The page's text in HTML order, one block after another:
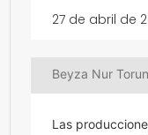
27 de abril de
Beyza Nur
Las